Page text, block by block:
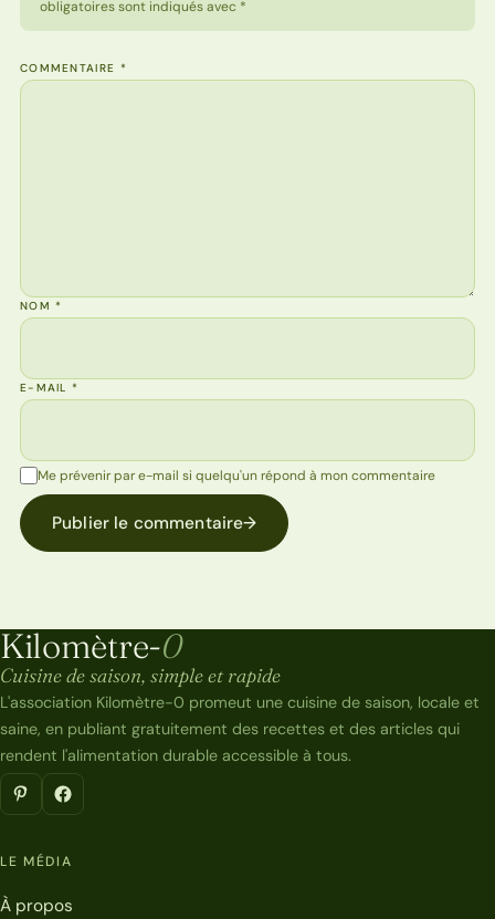
obligatoires sont indiqués avec *
COMMENTAIRE *
NOM*
E-MAIL*
Me prévenir par e-mail si quelqu'un répond à mon commentaire
Publier le commentaire→
Kilomètre-0
Kilomètre-0
Cuisine de saison, simple et rapide
L'association Kilomètre-0 promeut une cuisine de saison, locale et
saine, en publiant gratuitement des recettes et des articles qui
rendent l'alimentation durable accessible à tous.
LE MÉDIA
À propos